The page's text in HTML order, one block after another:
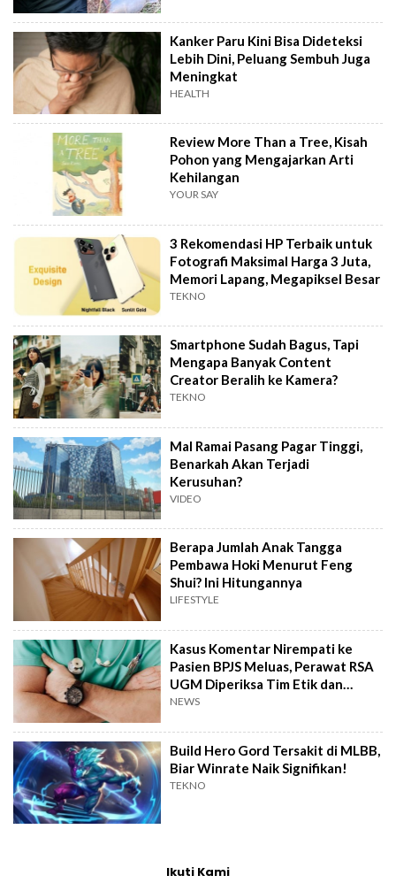
Kanker Paru Kini Bisa Dideteksi
Lebih Dini, Peluang Sembuh Juga
Meningkat
HEALTH
Review More Than a Tree, Kisah
Pohon yang Mengajarkan Arti
Kehilangan
YOUR SAY
3 Rekomendasi HP Terbaik untuk
Fotografi Maksimal Harga 3 Juta,
Memori Lapang, Megapiksel Besar
TEKNO
Smartphone Sudah Bagus, Tapi
Mengapa Banyak Content
Creator Beralih ke Kamera?
TEKNO
Mal Ramai Pasang Pagar Tinggi,
Benarkah Akan Terjadi
Kerusuhan?
VIDEO
Berapa Jumlah Anak Tangga
Pembawa Hoki Menurut Feng
Shui? Ini Hitungannya
LIFESTYLE
Kasus Komentar Nirempati ke
Pasien BPJS Meluas, Perawat RSA
UGM Diperiksa Tim Etik dan
Hukum
NEWS
Build Hero Gord Tersakit di MLBB,
Biar Winrate Naik Signifikan!
TEKNO
Ikuti Kami